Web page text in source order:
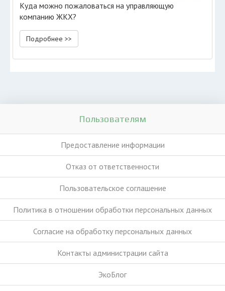
Куда можно пожаловаться на управляющую
компанию ЖКХ?
Подробнее >>
Пользователям
Предоставление информации
Отказ от ответственности
Пользовательское соглашение
Политика в отношении обработки персональных данных
Согласие на обработку персональных данных
Контакты администрации сайта
ЭкоБлог